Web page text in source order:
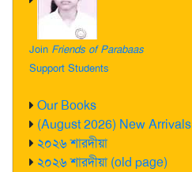
Join Friends of Parabaas
Support Students
Our Books
(August 2026) New Arrivals
২০২৬ শারদীয়া
২০২৬ শারদীয়া (old page)